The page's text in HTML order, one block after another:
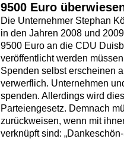
9500 Euro
Die Unternehmer Stephan
in den Jahren 2008 und
9500 Euro an die CDU
veröffentlicht werden
Spenden selbst erscheinen
verwerflich. Unternehmen
spenden. Allerdings wird
Parteiengesetz. Demnach
zurückweisen, wenn mit
verknüpft sind: